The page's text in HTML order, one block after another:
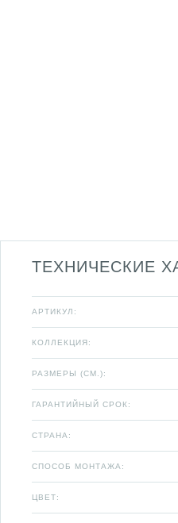
ТЕХНИЧЕСКИЕ
АРТИКУЛ:
КОЛЛЕКЦИЯ:
РАЗМЕРЫ (СМ.):
ГАРАНТИЙНЫЙ СРОК:
СТРАНА:
СПОСОБ МОНТАЖА:
ЦВЕТ: